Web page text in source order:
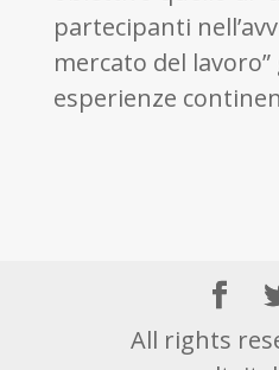
partecipanti
mercato del lavoro”
esperienze
All rights